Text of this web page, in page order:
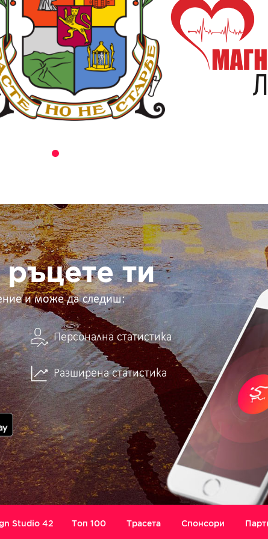
ръцете ти
и може да следиш:
Персонална статистика
Разширена статистика
Studio 42 Топ 100 Трасета Спонсори